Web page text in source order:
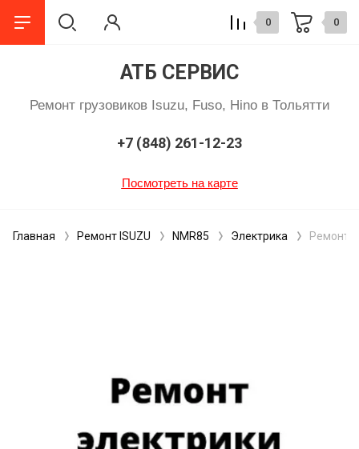
АТБ СЕРВИС
Ремонт грузовиков Isuzu, Fuso, Hino в Тольятти
+7 (848) 261-12-23
Посмотреть на карте
0 0
Главная Ремонт ISUZU NMR85 Электрика Ремонт